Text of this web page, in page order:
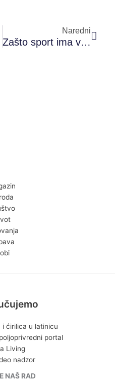
Naredni
Zašto sport ima veliki uticaj na svakodnevni život i emocionalno stanje ljudi
ćirilica u latinicu
portal
Living
nadzor
NAŠ RAD